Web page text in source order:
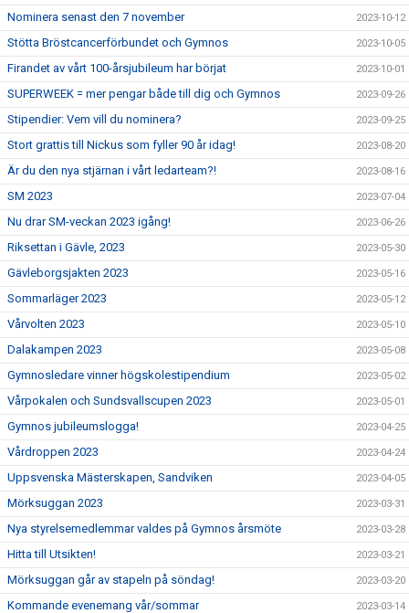
Nominera senast den 7 november 2023-10-12
Stötta Bröstcancerförbundet och Gymnos 2023-10-05
Firandet av vårt 100-årsjubileum har börjat 2023-10-01
SUPERWEEK = mer pengar både till dig och Gymnos 2023-09-26
Stipendier: Vem vill du nominera? 2023-09-25
Stort grattis till Nickus som fyller 90 år idag! 2023-08-20
Är du den nya stjärnan i vårt ledarteam?! 2023-08-16
SM 2023 2023-07-04
Nu drar SM-veckan 2023 igång! 2023-06-26
Riksettan i Gävle, 2023 2023-05-30
Gävleborgsjakten 2023 2023-05-16
Sommarläger 2023 2023-05-12
Vårvolten 2023 2023-05-10
Dalakampen 2023 2023-05-08
Gymnosledare vinner högskolestipendium 2023-05-02
Vårpokalen och Sundsvallscupen 2023 2023-05-01
Gymnos jubileumslogga! 2023-04-25
Vårdroppen 2023 2023-04-24
Uppsvenska Mästerskapen, Sandviken 2023-04-05
Mörksuggan 2023 2023-03-31
Nya styrelsemedlemmar valdes på Gymnos årsmöte 2023-03-28
Hitta till Utsikten! 2023-03-21
Mörksuggan går av stapeln på söndag! 2023-03-20
Kommande evenemang vår/sommar 2023-03-14